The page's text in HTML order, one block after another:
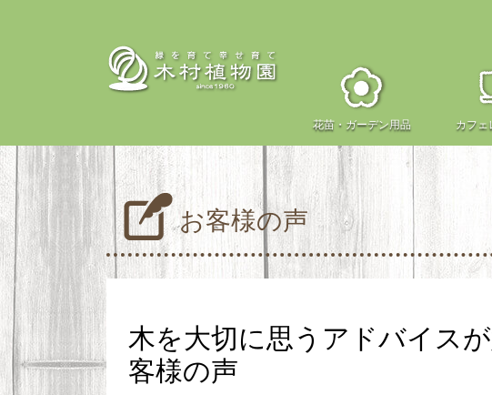
花苗・ ガーデン用品 カフェ
お客様の声
木を大切に思うアドバイス
客様の声